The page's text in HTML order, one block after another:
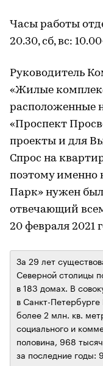
Часы работы
20.30, сб, вс:
Руководитель
«Жилые
расположенные
«Проспект
проекты и для
Спрос на
поэтому именно
Парк» нужен
отвечающий
20 февраля 2021
За 29 лет
Северной столицы
в 183 домах. В
в Санкт-
более 2 млн. кв.
социального и
половина, 968
за последние годы: